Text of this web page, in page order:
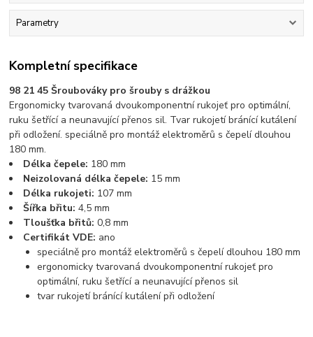
Parametry
Kompletní specifikace
98 21 45 Šroubováky pro šrouby s drážkou
Ergonomicky tvarovaná dvoukomponentní rukojeť pro optimální,
ruku šetřící a neunavující přenos sil. Tvar rukojetí bránící kutálení
při odložení. speciálně pro montáž elektroměrů s čepelí dlouhou
180 mm.
Délka čepele: 180 mm
Neizolovaná délka čepele: 15 mm
Délka rukojeti: 107 mm
Šířka břitu:4,5 mm
Tloušťka břitů:0,8 mm
Certifikát VDE: ano
speciálně pro montáž elektroměrů s čepelí dlouhou 180 mm
ergonomicky tvarovaná dvoukomponentní rukojeť pro
optimální, ruku šetřící a neunavující přenos sil
tvar rukojetí bránící kutálení při odložení